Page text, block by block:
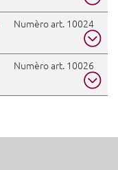
PDF
PDF
PDF
PDF
Numèro art. 10024
PDF
PDF
PDF
Numèro art. 10026